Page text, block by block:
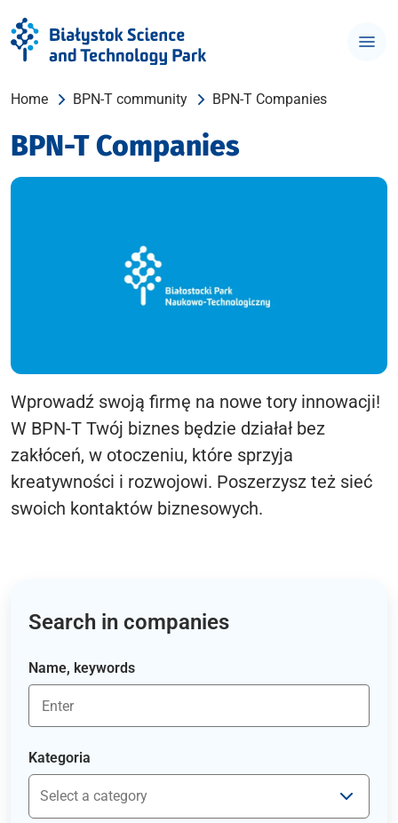
Home BPN-T community BPN-T Companies
BPN-T Companies
Wprowadź swoją firmę na nowe tory innowacji!
W BPN-T Twój biznes będzie działał bez
zakłóceń, w otoczeniu, które sprzyja
kreatywności i rozwojowi. Poszerzysz też sieć
swoich kontaktów biznesowych.
Search in companies
Name, keywords
Kategoria